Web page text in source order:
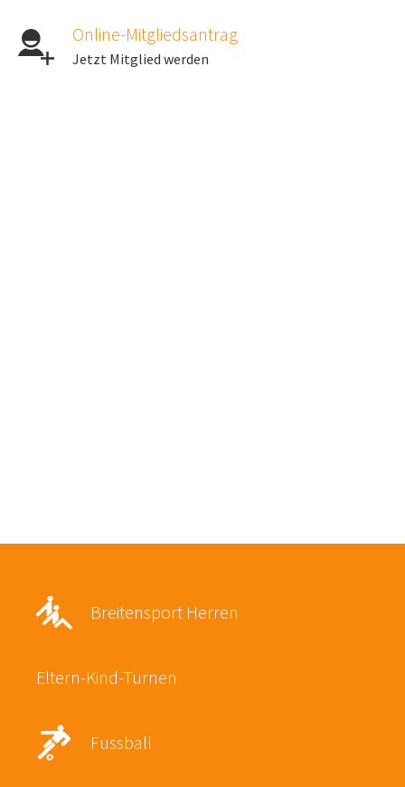
Online-Mitgliedsantrag
Jetzt Mitglied werden
Breitensport Herren
Eltern-Kind-Turnen
Fussball